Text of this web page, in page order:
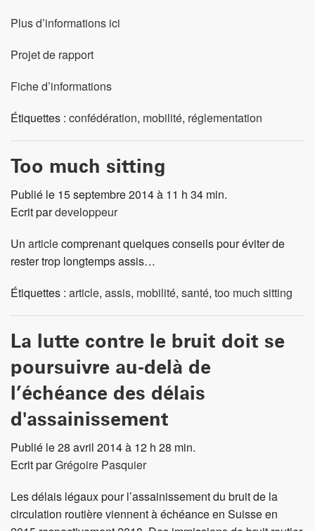
Plus d’informations ici
Projet de rapport
Fiche d’informations
Étiquettes : confédération, mobilité, réglementation
Too much sitting
Publié le 15 septembre 2014 à 11 h 34 min.
Ecrit pardeveloppeur
Un articlecomprenant quelques conseils pour éviter de
rester trop longtemps assis…
Étiquettes : article, assis, mobilité, santé, too much sitting
La lutte contre le bruit doit se
poursuivre au-delà de
l’échéance des délais
d'assainissement
Publié le 28 avril 2014 à 12 h 28 min.
Ecrit parGrégoire Pasquier
Les délais légaux pour l’assainissement du bruit de la
circulation routière viennent à échéance en Suisse en